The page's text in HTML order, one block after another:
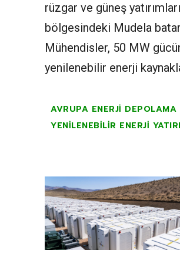
rüzgar ve güneş
bölgesindeki Mudela
Mühendisler, 50 MW
yenilenebilir enerji
AVRUPA ENERJI DEPOLAMA
YENILENEBILIR ENERJI